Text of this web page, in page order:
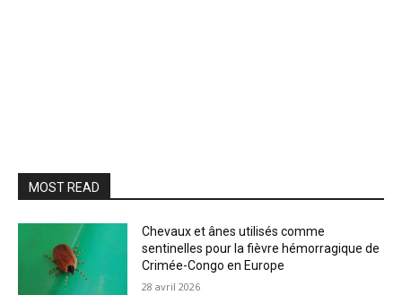
MOST READ
Chevaux et ânes utilisés comme
sentinelles pour la fièvre hémorragique de
Crimée-Congo en Europe
28 avril 2026